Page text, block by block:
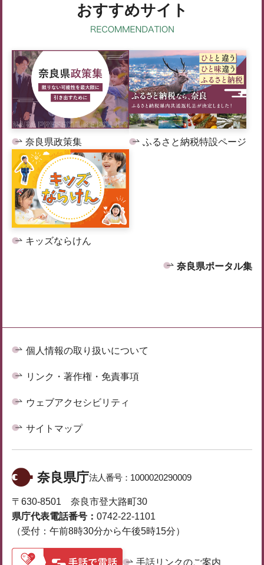
おすすめサイト
奈良県政策集 ふるさと納税特設ページ
キッズならけん
奈良県ポータル集
個人情報の取り扱いについて
リンク・著作権・免責事項
ウェブアクセシビリティ
サイトマップ
奈良県庁法人番号： 1000020290009
〒630-8501 奈良市登大路町30
県庁代表電話番号： 0742-22-1101
（受付：午前8時30分から午後5時15分）
手話リンクのご案内